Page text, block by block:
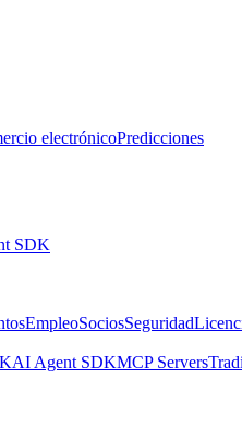
electrónicoPredicciones
SDK
EmpleoSociosSeguridad
AI Agent SDKMCP Servers